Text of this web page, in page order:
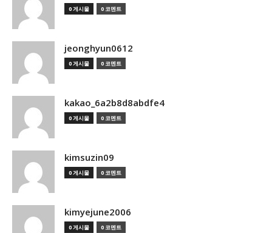
0 게시물 0 코멘트
jeonghyun0612
0 게시물 0 코멘트
kakao_6a2b8d8abdfe4
0 게시물 0 코멘트
kimsuzin09
0 게시물 0 코멘트
kimyejune2006
0 게시물 0 코멘트